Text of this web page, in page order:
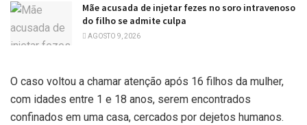
Mãe acusada de injetar fezes no soro intravenoso
do filho se admite culpa
AGOSTO 9, 2026
O caso voltou a chamar atenção após 16 filhos da mulher,
com idades entre 1 e 18 anos, serem encontrados
confinados em uma casa, cercados por dejetos humanos.